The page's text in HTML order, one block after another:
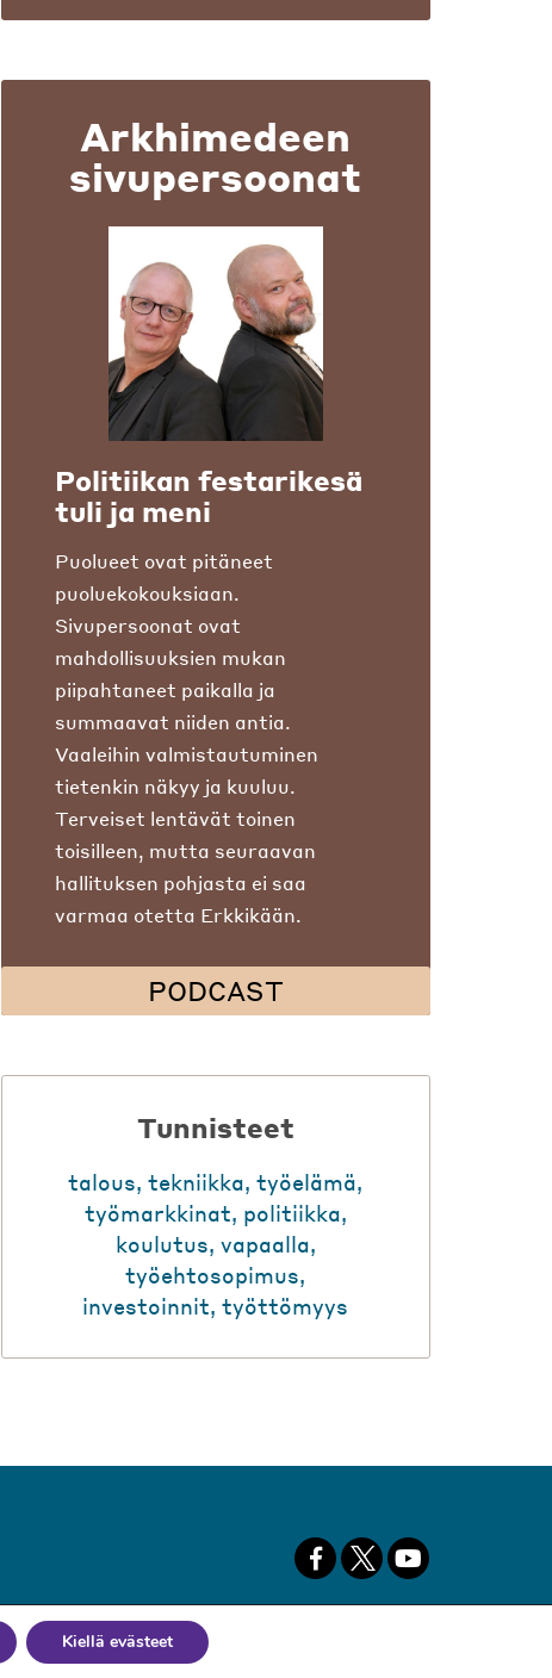
Arkhimedeen
sivupersoonat
Politiikan festarikesä
tuli ja meni
Puolueet ovat pitäneet
puoluekokouksiaan.
Sivupersoonat ovat
mahdollisuuksien mukan
piipahtaneet paikalla ja
summaavat niiden antia.
Vaaleihin valmistautuminen
tietenkin näkyy ja kuuluu.
Terveiset lentävät toinen
toisilleen, mutta seuraavan
hallituksen pohjasta ei saa
varmaa otetta Erkkikään.
PODCAST
Tunnisteet
talous,tekniikka,työelämä,
työmarkkinat, politiikka,
koulutus, vapaalla,
työehtosopimus,
investoinnit,työttömyys
Kiellä evästeet